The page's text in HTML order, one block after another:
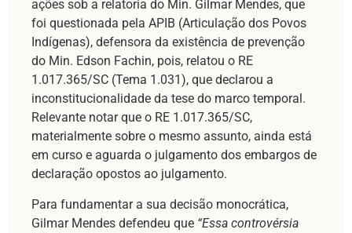
ações sob a relatoria do Min. Gilmar Mendes, que
foi questionada pela APIB (Articulação dos Povos
Indígenas), defensora da existência de prevenção
do Min. Edson Fachin, pois, relatou o RE
1.017.365/SC (Tema 1.031), que declarou a
inconstitucionalidade da tese do marco temporal.
Relevante notar que o RE 1.017.365/SC,
materialmente sobre o mesmo assunto, ainda está
em curso e aguarda o julgamento dos embargos de
declaração opostos ao julgamento.
Para fundamentar a sua decisão monocrática,
Gilmar Mendes defendeu que “Essa controvérsia